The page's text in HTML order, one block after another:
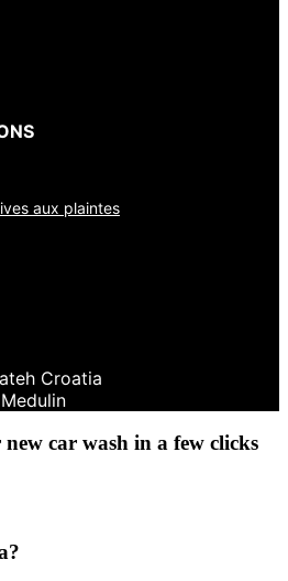
aux plaintes
Croatia
car wash in a few clicks